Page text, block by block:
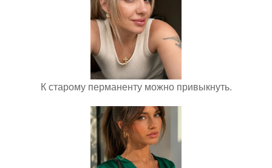
К старому перманенту можно привыкнуть.